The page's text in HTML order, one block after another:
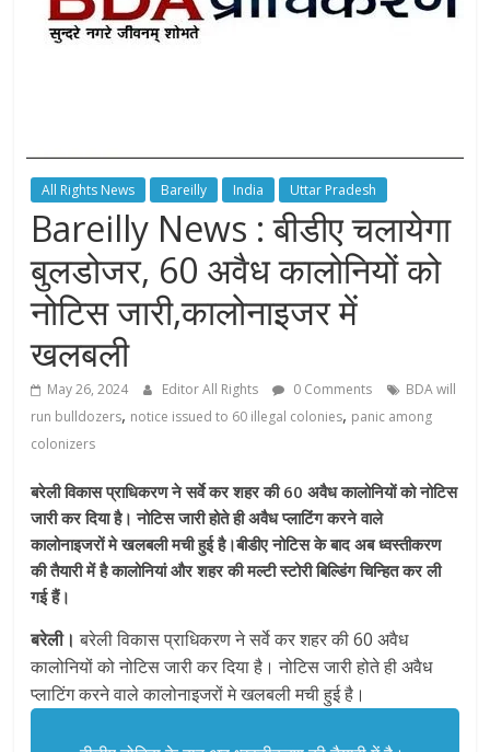
All Rights News Bareilly India Uttar Pradesh
Bareilly News : बीडीए चलायेगा
बुलडोजर, 60 अवैध कालोनियों को
नोटिस जारी,कालोनाइजर में
खलबली
May 26, 2024 Editor All Rights 0 Comments
BDA will
run bulldozers, notice issued to 60 illegal colonies, panic among
colonizers
बरेली विकास प्राधिकरण ने सर्वे कर शहर की 60 अवैध कालोनियों को नोटिस
जारी कर दिया है। नोटिस जारी होते ही अवैध प्लाटिंग करने वाले
कालोनाइजरों मे खलबली मची हुई है।बीडीए नोटिस के बाद अब ध्वस्तीकरण
की तैयारी में है कालोनियां और शहर की मल्टी स्टोरी बिल्डिंग चिन्हित कर ली
गई हैं।
बरेली। बरेली विकास प्राधिकरण ने सर्वे कर शहर की 60 अवैध
कालोनियों को नोटिस जारी कर दिया है। नोटिस जारी होते ही अवैध
प्लाटिंग करने वाले कालोनाइजरों मे खलबली मची हुई है।